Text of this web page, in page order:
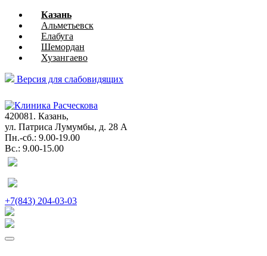
Казань
Альметьевск
Елабуга
Шемордан
Хузангаево
Версия для слабовидящих
420081. Казань,
ул. Патриса Лумумбы, д. 28 А
Пн.-сб.: 9.00-19.00
Вс.: 9.00-15.00
+7(843) 204-03-03